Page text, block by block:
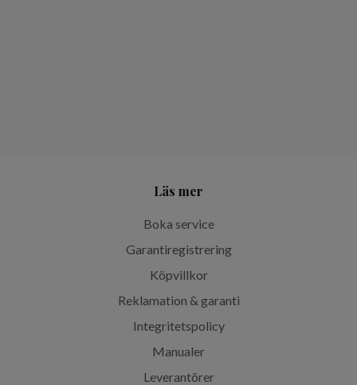
Läs mer
Boka service
Garantiregistrering
Köpvillkor
Reklamation & garanti
Integritetspolicy
Manualer
Leverantörer